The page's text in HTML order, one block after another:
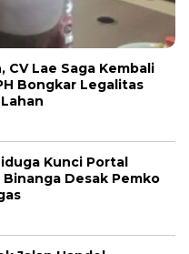
Lae Saga Kembali
Bongkar Legalitas
Kunci Portal
Desak Pemko